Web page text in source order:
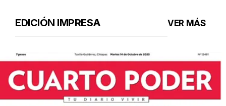
EDICIÓN IMPRESA VER MÁS